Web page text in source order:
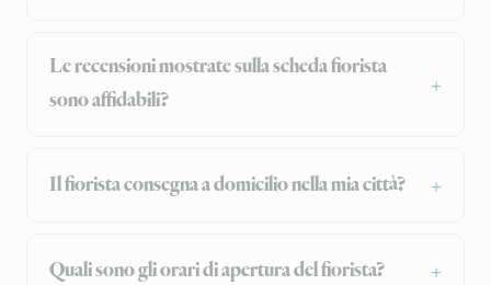
Le recensioni mostrate sulla scheda fiorista
sono affidabili?
Il fiorista consegna a domicilio nella mia città?
Quali sono gli orari di apertura del fiorista?